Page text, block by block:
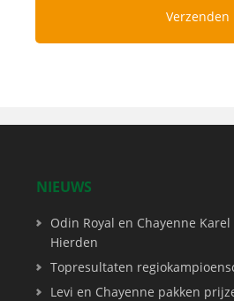
NIEUWS
Odin Royal en Chayenne
Hierden
Topresultaten
Levi en Chayenne pakken